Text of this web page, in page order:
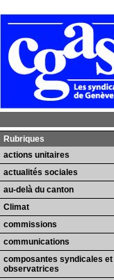
Rubriques
actions unitaires
actualités sociales
au-delà du canton
Climat
commissions
communications
composantes syndicales et
observatrices